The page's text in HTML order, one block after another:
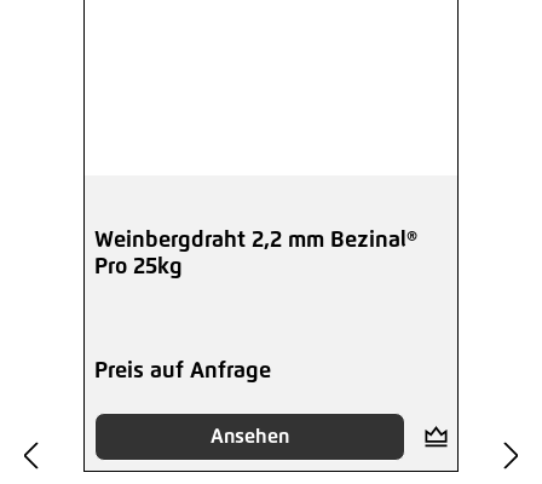
Weinbergdraht 2,2 mm Bezinal®
Pro 25kg
Preis auf Anfrage
Ansehen